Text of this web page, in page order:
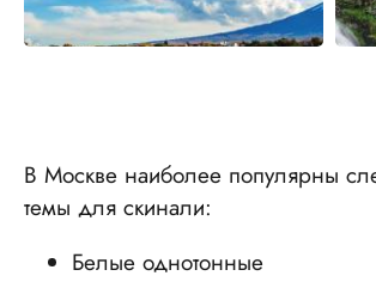
В Москве наиболее популярны
темы для скинали:
Белые однотонные